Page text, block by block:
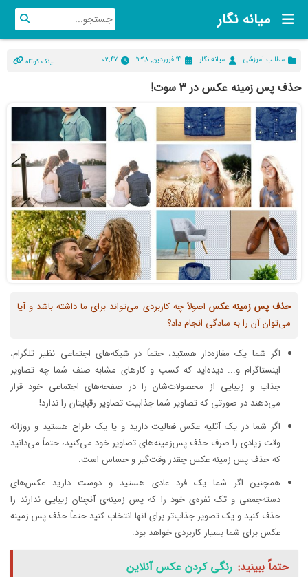
میانه نگار
مطالب آموزشی میانه نگار ۱۴ فروردین, ۱۳۹۸ ۰۲:۴۷ لینک کوتاه
حذف پس زمینه عکس در 3 سوت!
حذف پس زمینه عکس اصولاً چه کاربردی می‌تواند برای ما داشته باشد و آیا
می‌توان آن را به سادگی انجام داد؟
اگر شما یک مغازه‌دار هستید، حتماً در شبکه‌های اجتماعی نظیر تلگرام،
اینستاگرام و... دیده‌اید که کسب و کارهای مشابه صنف شما چه تصاویر
جذاب و زیبایی از محصولات‌شان را در صفحه‌های اجتماعی خود قرار
می‌دهند در صورتی که تصاویر شما جذابیت تصاویر رقبایتان را ندارد!
اگر شما در یک آتلیه عکس فعالیت دارید و یا یک طراح هستید و روزانه
وقت زیادی را صرف حذف پس‌زمینه‌های تصاویر خود می‌کنید، حتماً می‌دانید
که حذف پس زمینه عکس چقدر وقت‌گیر و حساس است.
همچنین اگر شما یک فرد عادی هستید و دوست دارید عکس‌های
دسته‌جمعی و تک نفره‌ی خود را که پس زمینه‌ی آنچنان زیبایی ندارند را
حذف کنید و یک تصویر جذاب‌تر برای آنها انتخاب کنید حتماً حذف پس زمینه
عکس برای شما بسیار کاربردی خواهد بود.
حتماً ببینید: رنگی کردن عکس آنلاین